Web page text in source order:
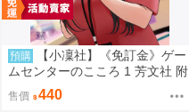
預購
【小凜社】《免訂金》ゲー
ムセンターのこころ 1 芳文社 附
Melonbooks特典
售價 440